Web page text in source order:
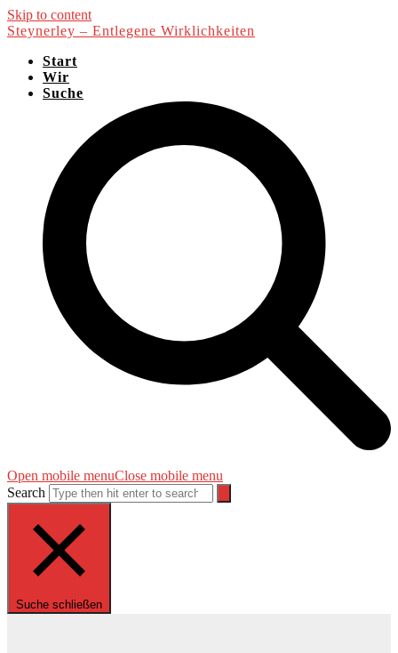
Skip to content
Steynerley – Entlegene Wirklichkeiten
Start
Wir
Suche
Open mobile menuClose mobile menu
Search
Suche schließen